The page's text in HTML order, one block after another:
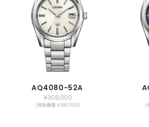
AQ4080-52A
￥308,000
(税抜価格 ￥280,000) (